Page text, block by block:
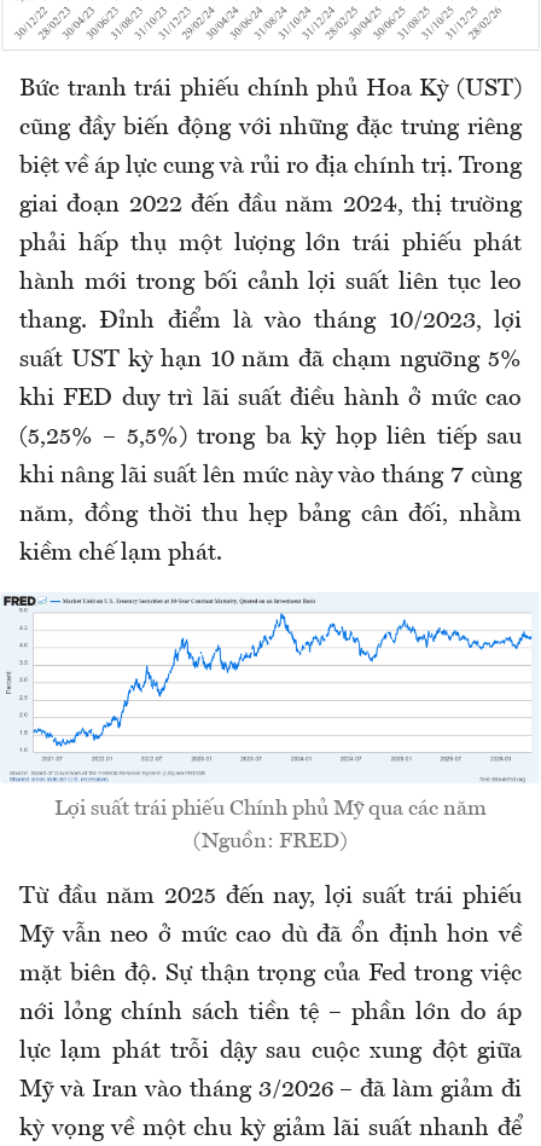
Bức tranh trái phiếu chính phủ Hoa Kỳ (UST)
cũng đầy biến động với những đặc trưng riêng
biệt về áp lực cung và rủi ro địa chính trị. Trong
giai đoạn 2022 đến đầu năm 2024, thị trường
phải hấp thụ một lượng lớn trái phiếu phát
hành mới trong bối cảnh lợi suất liên tục leo
thang. Đỉnh điểm là vào tháng 10/2023, lợi
suất UST kỳ hạn 10 năm đã chạm ngưỡng 5%
khi FED duy trì lãi suất điều hành ở mức cao
(5,25% – 5,5%) trong ba kỳ họp liên tiếp sau
khi nâng lãi suất lên mức này vào tháng 7 cùng
năm, đồng thời thu hẹp bảng cân đối, nhằm
kiềm chế lạm phát.
Lợi suất trái phiếu Chính phủ Mỹ qua các năm
(Nguồn: FRED)
Từ đầu năm 2025 đến nay, lợi suất trái phiếu
Mỹ vẫn neo ở mức cao dù đã ổn định hơn về
mặt biên độ. Sự thận trọng của Fed trong việc
nới lỏng chính sách tiền tệ – phần lớn do áp
lực lạm phát trỗi dậy sau cuộc xung đột giữa
Mỹ và Iran vào tháng 3/2026 – đã làm giảm đi
kỳ vọng về một chu kỳ giảm lãi suất nhanh để